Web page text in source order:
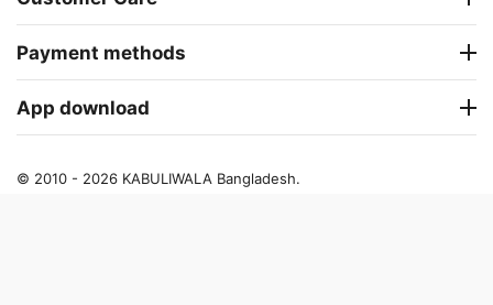
Payment methods
App download
© 2010 - 2026 KABULIWALA Bangladesh.